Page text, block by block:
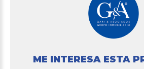
ME INTERESA ESTA